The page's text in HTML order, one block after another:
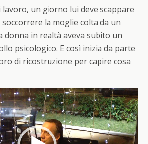
lavoro, un giorno lui deve scappare
soccorrere la moglie colta da un
donna in realtà aveva subito un
psicologico. E così inizia da parte
di ricostruzione per capire cosa